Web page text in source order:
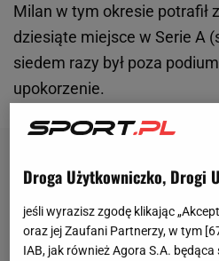
Milan w tym okresie potrafił
dziesiąte miejsce w Serie A
siedem razy był poza
upokorzenie.
Droga Użytkowniczko, Drogi
jeśli wyrazisz zgodę klikając
oraz jej Zaufani Partnerzy, w tym [
IAB, jak również Agora S.A.